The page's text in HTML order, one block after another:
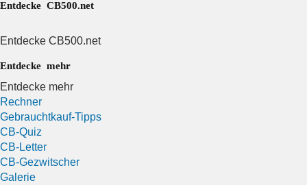
Entdecke CB500.net
Entdecke CB500.net
Entdecke mehr
Entdecke mehr
Rechner
Gebrauchtkauf-Tipps
CB-Quiz
CB-Letter
CB-Gezwitscher
Galerie